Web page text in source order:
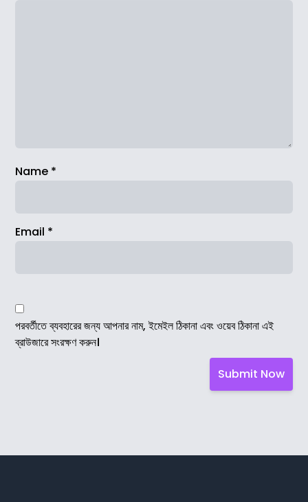
Name *
Email *
পরবর্তীতে ব্যবহারের জন্য আপনার নাম, ইমেইল ঠিকানা এবং ওয়েব ঠিকানা এই
ব্রাউজারে সংরক্ষণ করুন।